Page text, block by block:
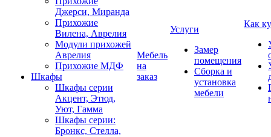
Джерси, Миранда
Прихожие
Вилена, Аврелия
Модули прихожей
Аврелия
Прихожие МДФ
Шкафы
Шкафы серии
Акцент, Этюд,
Уют, Гамма
Шкафы серии:
Бронкс, Стелла,
Мебель
на
заказ
Услуги
Замер
помещения
Сборка и
установка
мебели
Как